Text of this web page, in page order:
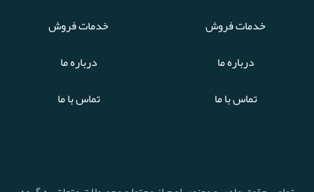
خدمات فروش
درباره ما
تماس با ما
خدمات فروش
درباره ما
تماس با ما